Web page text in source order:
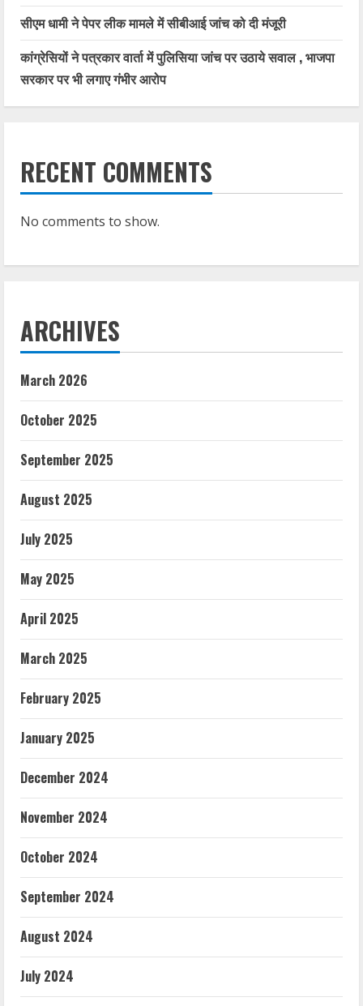
सीएम धामी ने पेपर लीक मामले में सीबीआई जांच को दी मंजूरी
कांग्रेसियों ने पत्रकार वार्ता में पुलिसिया जांच पर उठाये सवाल , भाजपा
सरकार पर भी लगाए गंभीर आरोप
RECENT COMMENTS
No comments to show.
ARCHIVES
March 2026
October 2025
September 2025
August 2025
July 2025
May 2025
April 2025
March 2025
February 2025
January 2025
December 2024
November 2024
October 2024
September 2024
August 2024
July 2024